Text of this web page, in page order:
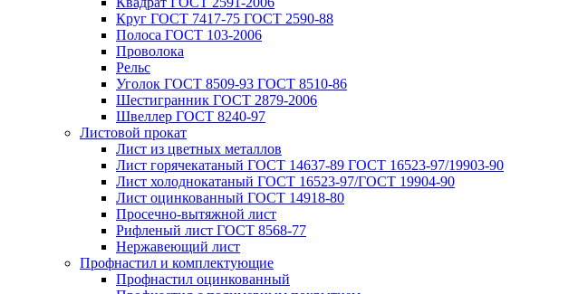
Круг ГОСТ 7417-75 ГОСТ 2590-88
Полоса ГОСТ 103-2006
Проволока
Рельс
Уголок ГОСТ 8509-93 ГОСТ 8510-86
Шестигранник ГОСТ 2879-2006
Швеллер ГОСТ 8240-97
Листовой прокат
Лист из цветных металлов
Лист горячекатаный ГОСТ 14637-89 ГОСТ 16523-97/19903-90
Лист холоднокатаный ГОСТ 16523-97/ГОСТ 19904-90
Лист оцинкованный ГОСТ 14918-80
Просечно-вытяжной лист
Рифленый лист ГОСТ 8568-77
Нержавеющий лист
Профнастил и комплектующие
Профнастил оцинкованный